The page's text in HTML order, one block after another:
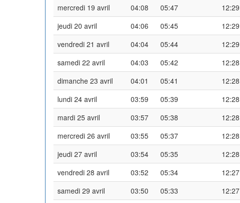
mercredi 19 avril
04:08 05:47 12:29
jeudi 20 avril
04:06 05:45 12:29
vendredi 21 avril
04:04 05:44 12:29
samedi 22 avril
04:03 05:42 12:28
dimanche 23 avril
04:01 05:41 12:28
lundi 24 avril
03:59 05:39 12:28
mardi 25 avril
03:57 05:38 12:28
mercredi 26 avril
03:55 05:37 12:28
jeudi 27 avril
03:54 05:35 12:28
vendredi 28 avril
03:52 05:34 12:27
samedi 29 avril
03:50 05:33 12:27